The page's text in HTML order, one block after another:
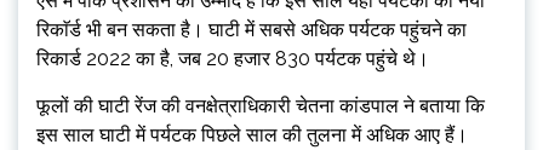
रिकाॅर्ड भी बन सकता है। घाटी में सबसे अधिक पर्यटक पहुंचने का
रिकार्ड 2022 का है, जब 20 हजार 830 पर्यटक पहुंचे थे।
फूलों की घाटी रेंज की वनक्षेत्राधिकारी चेतना कांडपाल ने बताया कि
इस साल घाटी में पर्यटक पिछले साल की तुलना में अधिक आए हैं।